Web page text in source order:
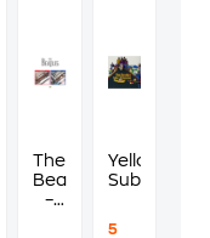
The
Beatles
‎–
Yellow
Submarine
5